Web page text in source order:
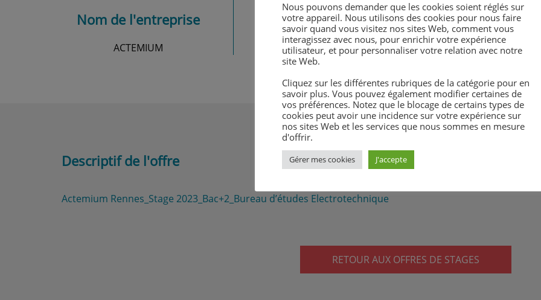
Nom de l'entreprise
ACTEMIUM
Lieu du stage
CESSON SEVIGNE
Durée du stage
Descriptif de l'offre
Actemium Rennes_Stage 2023_Bac+2_Bureau d’études Electrotechnique
RETOUR AUX OFFRES DE STAGES
Nous pouvons demander que les cookies soient réglés sur
votre appareil. Nous utilisons des cookies pour nous faire
savoir quand vous visitez nos sites Web, comment vous
interagissez avec nous, pour enrichir votre expérience
utilisateur, et pour personnaliser votre relation avec notre
site Web.
Cliquez sur les différentes rubriques de la catégorie pour en
savoir plus. Vous pouvez également modifier certaines de
vos préférences. Notez que le blocage de certains types de
cookies peut avoir une incidence sur votre expérience sur
nos sites Web et les services que nous sommes en mesure
d'offrir.
Gérer mes cookies J'accepte